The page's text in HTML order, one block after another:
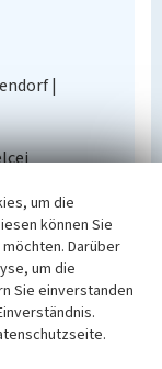
|
um die
können Sie
Darüber
um die
Sie einverstanden